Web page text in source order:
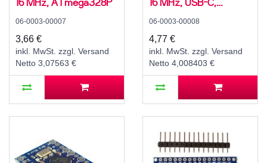
06-0003-00007
3,66 €
inkl. MwSt. zzgl. Versand
Netto 3,07563 €
06-0003-00008
4,77 €
inkl. MwSt. zzgl. Versand
Netto 4,008403 €